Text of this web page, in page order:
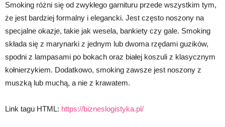
Smoking różni się od zwykłego garnituru przede wszystkim tym,
że jest bardziej formalny i elegancki. Jest często noszony na
specjalne okazje, takie jak wesela, bankiety czy gale. Smoking
składa się z marynarki z jednym lub dwoma rzędami guzików,
spodni z lampasami po bokach oraz białej koszuli z klasycznym
kołnierzykiem. Dodatkowo, smoking zawsze jest noszony z
muszką lub muchą, a nie z krawatem.
Link tagu HTML: https://bizneslogistyka.pl/